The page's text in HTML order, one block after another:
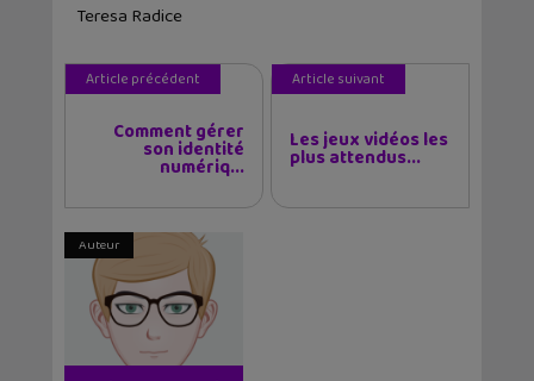
Teresa Radice
Article précédent
Comment gérer
son identité
numériq...
Article suivant
Les jeux vidéos les
plus attendus...
Auteur